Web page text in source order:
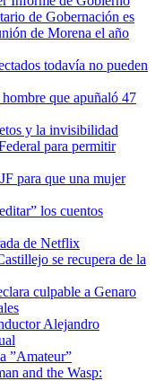
de Gobernación es
de Morena el año
todavía no pueden
que apuñaló 47
y la invisibilidad
para permitir
para que una mujer
los cuentos
de Netflix
se recupera de la
culpable a Genaro
Alejandro
”Amateur”
and the Wasp: